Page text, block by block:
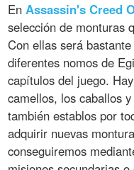
EnAssassin's Creed
selección de monturas
Con ellas será
diferentes nomos de
capítulos del juego.
camellos, los caballos
también establos por
adquirir nuevas
conseguiremos